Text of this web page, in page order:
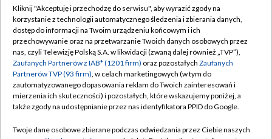
TVP
Abonament TVP
Emisja w TVP
Centrum informacji TVP
Naziemna Telewizja Cyfrowa
Regulamin TVP
Polityka prywatności
Moje zgody
Pomoc
Kliknij "Akceptuję i przechodzę do serwisu", aby wyrazić zgody na
korzystanie z technologii automatycznego śledzenia i zbierania danych,
dostęp do informacji na Twoim urządzeniu końcowym i ich
przechowywanie oraz na przetwarzanie Twoich danych osobowych przez
nas, czyli Telewizję Polską S.A. w likwidacji (zwaną dalej również „TVP”),
Zaufanych Partnerów z IAB* (1201 firm) oraz pozostałych Zaufanych
Partnerów TVP (93 firm), w celach marketingowych (w tym do
zautomatyzowanego dopasowania reklam do Twoich zainteresowań i
mierzenia ich skuteczności) i pozostałych, które wskazujemy poniżej, a
także zgody na udostępnianie przez nas identyfikatora PPID do Google.
Twoje dane osobowe zbierane podczas odwiedzania przez Ciebie naszych